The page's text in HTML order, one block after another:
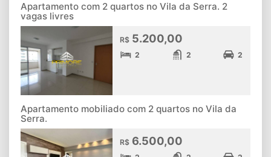
Apartamento com 2 quartos no Vila da Serra. 2
vagas livres
R$ 5.200,00
2 2 2
Apartamento mobiliado com 2 quartos no Vila da
Serra.
R$ 6.500,00